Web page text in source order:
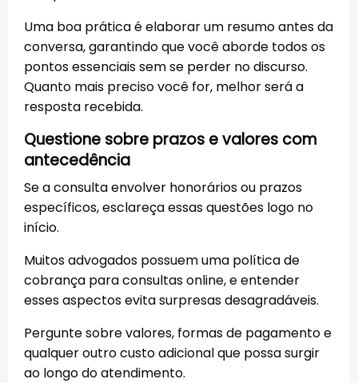
Uma boa prática é elaborar um resumo antes da
conversa, garantindo que você aborde todos os
pontos essenciais sem se perder no discurso.
Quanto mais preciso você for, melhor será a
resposta recebida.
Questione sobre prazos e valores com
antecedência
Se a consulta envolver honorários ou prazos
específicos, esclareça essas questões logo no
início.
Muitos advogados possuem uma política de
cobrança para consultas online, e entender
esses aspectos evita surpresas desagradáveis.
Pergunte sobre valores, formas de pagamento e
qualquer outro custo adicional que possa surgir
ao longo do atendimento.